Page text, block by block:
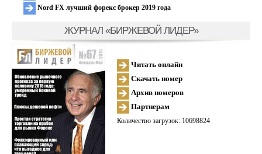
Nord FX лучший форекс брокер 2019 года
ЖУРНАЛ «БИРЖЕВОЙ ЛИДЕР»
Читать онлайн
Скачать номер
Архив номеров
Партнерам
Количество загрузок: 10698824